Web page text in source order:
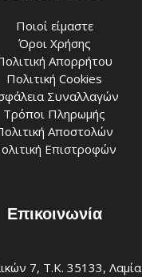
Ποιοί είμαστε
Όροι Χρήσης
Απορρήτου
Πολιτική Cookies
Συναλλαγών
Τρόποι Πληρωμής
Αποστολών
Επιστροφών
Επικοινωνία
7, Τ.Κ. 35133, Λαμία